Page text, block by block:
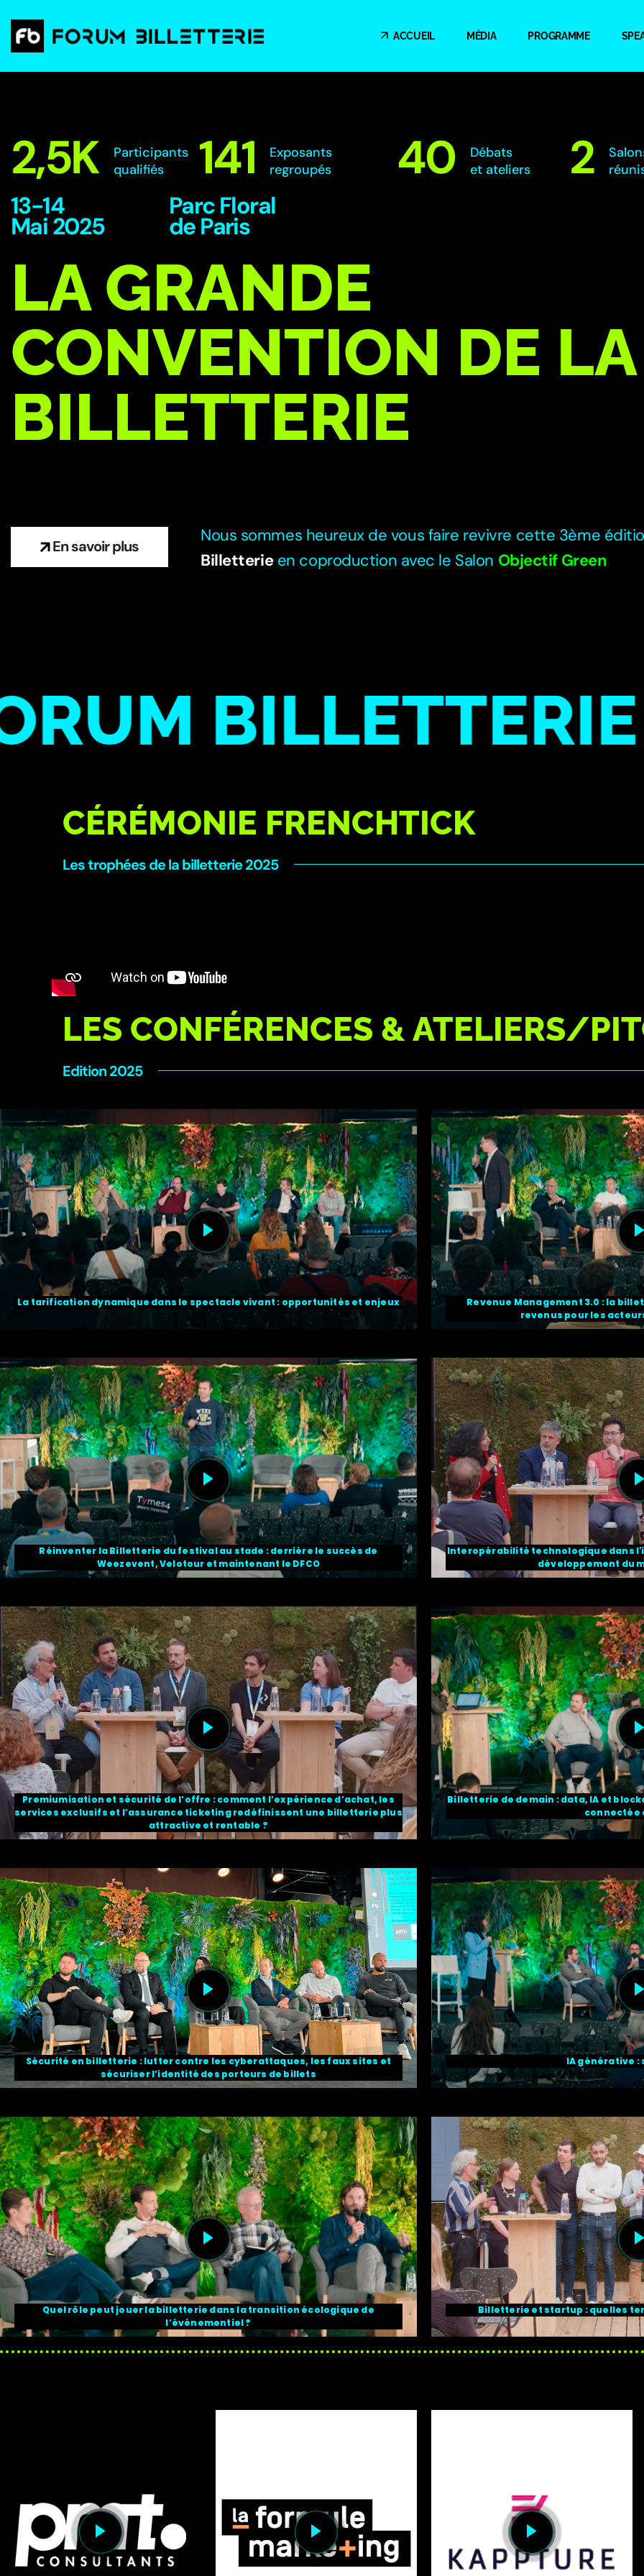
ACCUEIL MÉDIA PROGRAMME
2,5K
Participants
qualifiés
141
Exposants
regroupés
40
Débats
et ateliers
2
13-14
Mai 2025
Parc Floral
de Paris
LA GRANDE
CONVENTION DE LA
BILLETTERIE
En savoir plus
Nous sommes heureux de vous faire revivre cette 3ème
Billetterieen coproduction avec le Salon Objectif Green
BILLETTERIE
Les trophées de la billetterie 2025
CÉRÉMONIE FRENCHTICK
Edition 2025
LES CONFÉRENCES & ATELIERS/
La tarification dynamique dans le spectacle vivant : opportunités et enjeux
Revenue Management 3.0 : la
revenus pour les
Réinventer la Billetterie du festival au stade : derrière le succès de
Weezevent, Velotour et maintenant le DFCO
Interopérabilité technologique dans
développement du
Premiumisation et sécurité de l’offre : comment l’expérience d’achat, les
services exclusifs et l’assurance ticketing redéfinissent une billetterie plus
attractive et rentable ?
Billetterie de demain : data, IA et
connectée
Sécurité en billetterie : lutter contre les cyberattaques, les faux sites et
sécuriser l’identité des porteurs de billets
IA générative :
Quel rôle peut jouer la billetterie dans la transition écologique de
l’événementiel ?
Billetterie et startup : quelles